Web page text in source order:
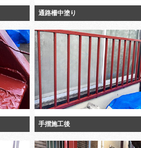
通路柵中塗り
手摺施工後